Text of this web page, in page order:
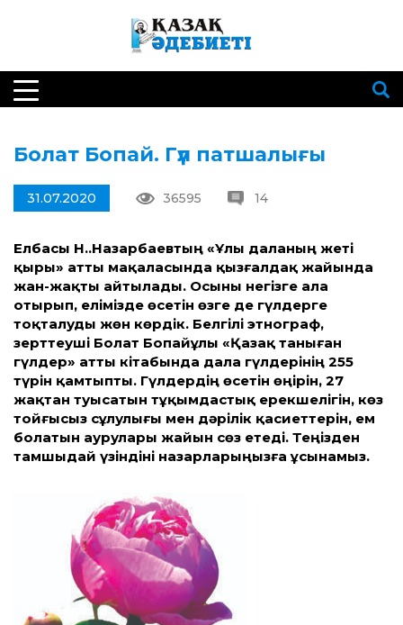
Болат Бопай. Гүл патшалығы
31.07.2020 36595 14
Елбасы Н.Ә.Назарбаевтың «Ұлы даланың жеті
қыры» атты мақаласында қызғалдақ жайында
жан-жақты айтылады. Осыны негізге ала
отырып, елімізде өсетін өзге де гүлдерге
тоқталуды жөн көрдік. Белгілі этнограф,
зерттеуші Болат Бопайұлы «Қазақ таныған
гүлдер» атты кітабында дала гүлдерінің 255
түрін қамтыпты. Гүлдердің өсетін өңірін, 27
жақтан туысатын тұқымдастық ерекшелігін, көз
тойғысыз сұлулығы мен дәрілік қасиеттерін, ем
болатын аурулары жайын сөз етеді. Теңізден
тамшыдай үзіндіні назарларыңызға ұсынамыз.